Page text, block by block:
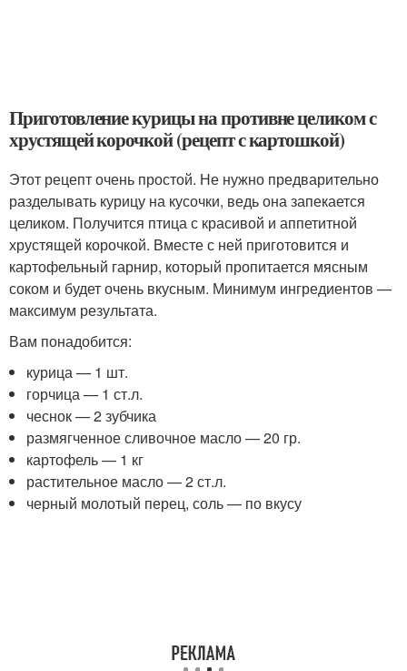
Приготовление курицы на противне целиком с
хрустящей корочкой (рецепт с картошкой)
Этот рецепт очень простой. Не нужно предварительно
разделывать курицу на кусочки, ведь она запекается
целиком. Получится птица с красивой и аппетитной
хрустящей корочкой. Вместе с ней приготовится и
картофельный гарнир, который пропитается мясным
соком и будет очень вкусным. Минимум ингредиентов —
максимум результата.
Вам понадобится:
курица — 1 шт.
горчица — 1 ст.л.
чеснок — 2 зубчика
размягченное сливочное масло — 20 гр.
картофель — 1 кг
растительное масло — 2 ст.л.
черный молотый перец, соль — по вкусу